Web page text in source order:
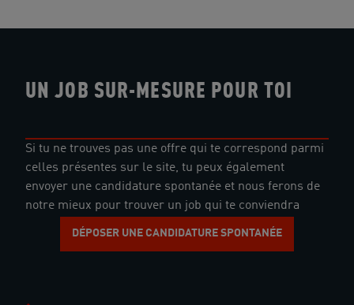
UN JOB SUR-MESURE POUR TOI
Si tu ne trouves pas une offre qui te correspond parmi
celles présentes sur le site, tu peux également
envoyer une candidature spontanée et nous ferons de
notre mieux pour trouver un job qui te conviendra
DÉPOSER UNE CANDIDATURE SPONTANÉE